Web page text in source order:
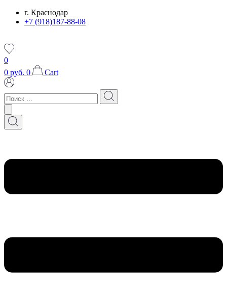
Перейтиг. Краснодар
+7 (918)187-88-08
0
0 руб. 0 Cart